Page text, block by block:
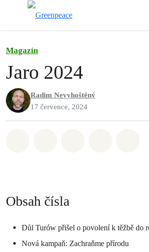
Magazín
Jaro 2024
Radim Nevyhoštěný
17 července, 2024
Obsah čísla
Důl Turów přišel o povolení k těžbě do
Nová kampaň: Zachraňme přírodu